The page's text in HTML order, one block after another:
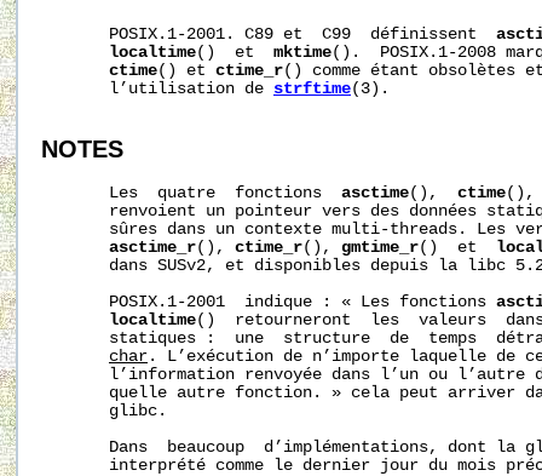
       POSIX.1-2001. C89 et  C99  définissent
localtime()  et mktime().  POSIX.1-2008
ctime() et ctime_r() comme étant obsolètes
       l’utilisation de
strftime(3).
NOTES
       Les  quatre  fonctions
asctime(), ctime
renvoient un pointeur vers des données
sûres dans un contexte multi-threads. Les
asctime_r(), ctime_r(), gmtime_r()  et
dans SUSv2, et disponibles depuis la libc
       POSIX.1-2001  indique : « Les fonctions
localtime()  retourneront  les  valeurs
statiques :  une  structure  de  temps
char . L’exécution de n’importe laquelle de
l’information renvoyée dans l’un ou l’autre
quelle autre fonction. » cela peut arriver
       glibc.
Dans  beaucoup  d’implémentations, dont la
interprété comme le dernier jour du mois